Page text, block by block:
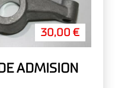
30,00 €
ADMISION